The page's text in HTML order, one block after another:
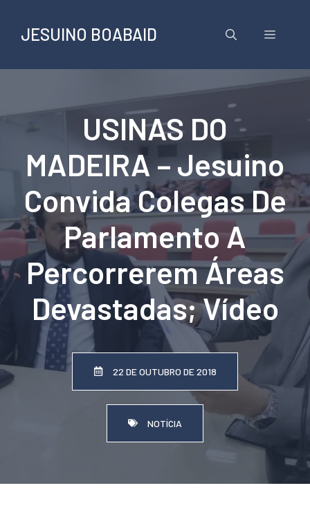
conteúdo
JESUINO BOABAID Menu
USINAS DO
MADEIRA – Jesuino
Convida Colegas De
Parlamento A
Percorrerem Áreas
Devastadas; Vídeo
22 DE OUTUBRO DE 2018
NOTÍCIA